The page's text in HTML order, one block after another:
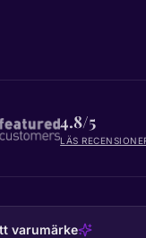
4.8/5
LÄS
varumärke